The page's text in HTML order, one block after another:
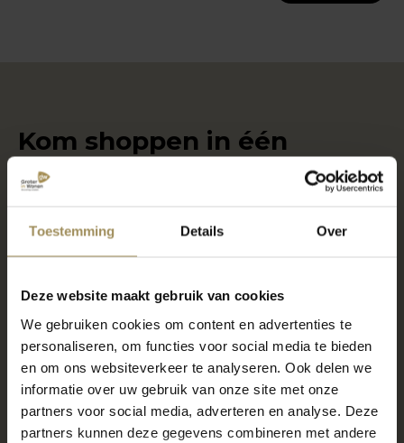
Toestemming Details Over
Deze website maakt gebruik van cookies
We gebruiken cookies om content en advertenties te
personaliseren, om functies voor social media te bieden
en om ons websiteverkeer te analyseren. Ook delen we
informatie over uw gebruik van onze site met onze
partners voor social media, adverteren en analyse. Deze
partners kunnen deze gegevens combineren met andere
Kom shoppen in één
van onze woonwinkels
Locatie Maastricht
7 dagen per week geopend
Gratis parkeren voor de deur
Locatie Gronsveld
600m2 raamdecoratie, vloeren en meer